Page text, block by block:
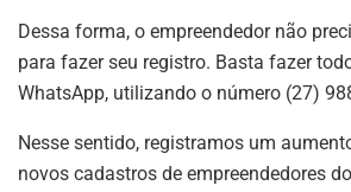
Dessa forma, o empreendedor não
para fazer seu registro. Basta fazer
WhatsApp, utilizando o número (27)
Nesse sentido, registramos um
novos cadastros de empreendedores